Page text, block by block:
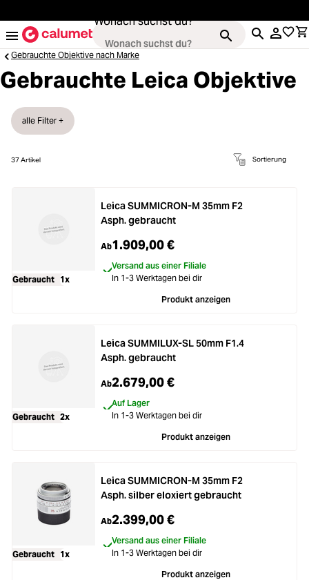
Wonach suchst du?
Kameras
Loading...
Stative & Gimbals
Loading... Taschen
Licht & Studio
Bildbearbeitung
Loading...
Loading... SALE
Loading...
Gebrauchte Objektive nach Marke
Gebrauchte Leica Objektive
37Artikel Sortierung
alle Filter +
Gebraucht 1x
Leica SUMMICRON-M 35mm F2
Asph. gebraucht
Ab1.909,00 €
Versand aus einer Filiale
In 1-3 Werktagen bei dir
Produkt anzeigen
Gebraucht 2x
Leica SUMMILUX-SL 50mm F1.4
Asph. gebraucht
Ab2.679,00 €
Auf Lager
In 1-3 Werktagen bei dir
Produkt anzeigen
Gebraucht 1x
Leica SUMMICRON-M 35mm F2
Asph. silber eloxiert gebraucht
Ab2.399,00 €
Versand aus einer Filiale
In 1-3 Werktagen bei dir
Produkt anzeigen